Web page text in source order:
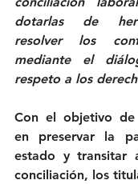
dotarlas de
resolver los
mediante el
respeto a los
Con el objetivo de
en preservar la
estado y transitar
conciliación, los